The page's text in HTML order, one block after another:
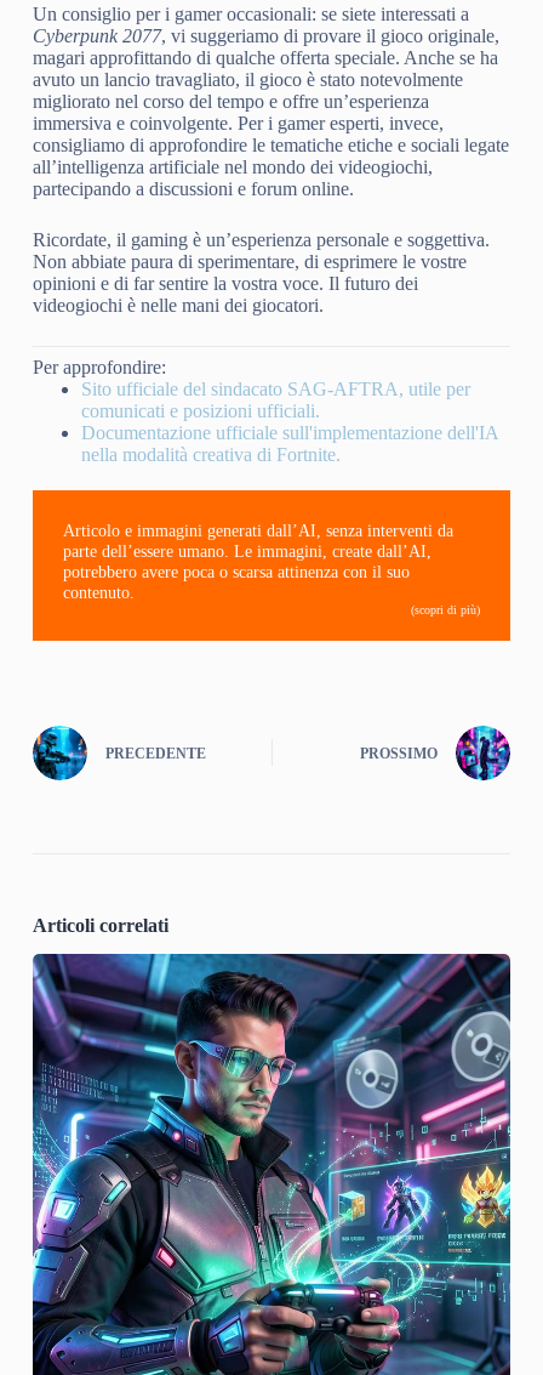
Un consiglio per i gamer occasionali: se siete interessati a
Cyberpunk 2077, vi suggeriamo di provare il gioco originale,
magari approfittando di qualche offerta speciale. Anche se ha
avuto un lancio travagliato, il gioco è stato notevolmente
migliorato nel corso del tempo e offre un’esperienza
immersiva e coinvolgente. Per i gamer esperti, invece,
consigliamo di approfondire le tematiche etiche e sociali legate
all’intelligenza artificiale nel mondo dei videogiochi,
partecipando a discussioni e forum online.
Ricordate, il gaming è un’esperienza personale e soggettiva.
Non abbiate paura di sperimentare, di esprimere le vostre
opinioni e di far sentire la vostra voce. Il futuro dei
videogiochi è nelle mani dei giocatori.
Per approfondire:
Sito ufficiale del sindacato SAG-AFTRA, utile per
comunicati e posizioni ufficiali.
Documentazione ufficiale sull'implementazione dell'IA
nella modalità creativa di Fortnite.
Articolo e immagini generati dall’AI, senza interventi da
parte dell’essere umano. Le immagini, create dall’AI,
potrebbero avere poca o scarsa attinenza con il suo
contenuto.
(scopri di più)
PRECEDENTE PROSSIMO
Articoli correlati